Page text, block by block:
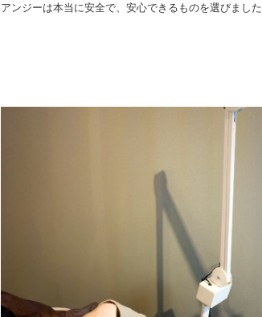
アンジーは本当に安全で、安心できるものを選びました